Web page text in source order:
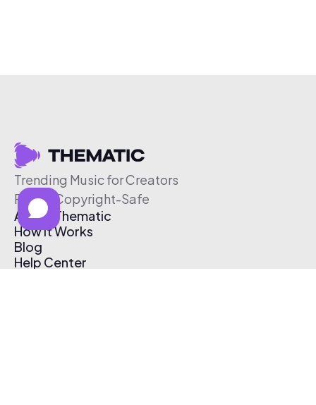
Trending Music for Creators
Free & Copyright-Safe
About Thematic
How It Works
Blog
Help Center